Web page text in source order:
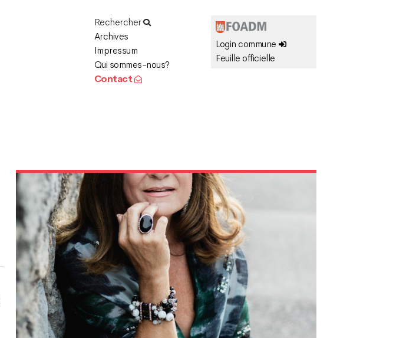
Rechercher
Archives
Impressum
Qui sommes-nous?
Contact
Login commune
Feuille officielle